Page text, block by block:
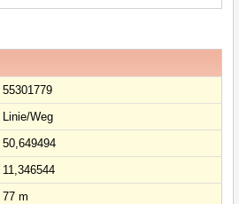
55301779
Linie/Weg
50,649494
11,346544
77 m